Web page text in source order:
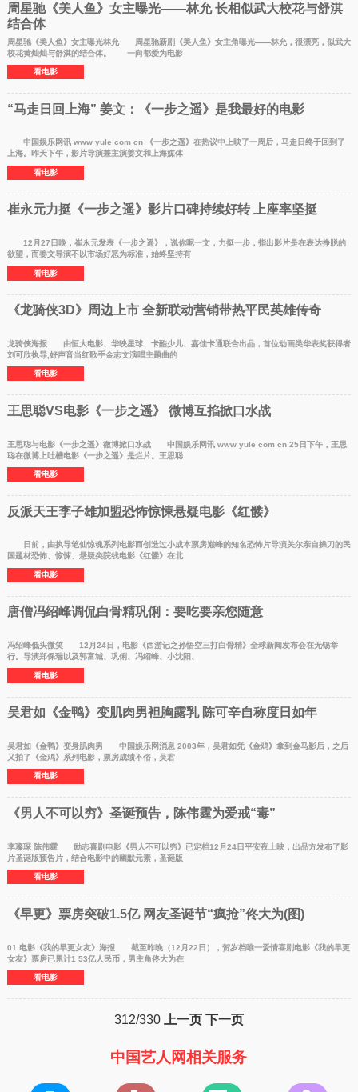
周星驰《美人鱼》女主曝光——林允 长相似武大校花与舒淇
结合体
周星驰《美人鱼》女主曝光林允 周星驰新剧《美人鱼》女主角曝光——林允，很漂亮，似武大
校花黄灿灿与舒淇的结合体。 一向都爱为电影
看电影
“马走日回上海” 姜文：《一步之遥》是我最好的电影
中国娱乐网讯 www yule com cn 《一步之遥》在热议中上映了一周后，马走日终于回到了
上海。昨天下午，影片导演兼主演姜文和上海媒体
看电影
崔永元力挺《一步之遥》影片口碑持续好转 上座率坚挺
12月27日晚，崔永元发表《一步之遥》，说你呢一文，力挺一步，指出影片是在表达挣脱的
欲望，而姜文导演不以市场好恶为标准，始终坚持有
看电影
《龙骑侠3D》周边上市 全新联动营销带热平民英雄传奇
龙骑侠海报 由恒大电影、华映星球、卡酷少儿、嘉佳卡通联合出品，首位动画类华表奖获得者
刘可欣执导,好声音当红歌手金志文演唱主题曲的
看电影
王思聪VS电影《一步之遥》 微博互掐掀口水战
王思聪与电影《一步之遥》微博掀口水战 中国娱乐网讯 www yule com cn 25日下午，王思
聪在微博上吐槽电影《一步之遥》是烂片。王思聪
看电影
反派天王李子雄加盟恐怖惊悚悬疑电影《红髅》
日前，由执导笔仙惊魂系列电影而创造过小成本票房巅峰的知名恐怖片导演关尔亲自操刀的民
国题材恐怖、惊悚、悬疑类院线电影《红髅》在北
看电影
唐僧冯绍峰调侃白骨精巩俐：要吃要亲您随意
冯绍峰低头微笑 12月24日，电影《西游记之孙悟空三打白骨精》全球新闻发布会在无锡举
行。导演郑保瑞以及郭富城、巩俐、冯绍峰、小沈阳、
看电影
吴君如《金鸭》变肌肉男袒胸露乳 陈可辛自称度日如年
吴君如《金鸭》变身肌肉男 中国娱乐网消息 2003年，吴君如凭《金鸡》拿到金马影后，之后
又拍了《金鸡》系列电影，票房成绩不俗，吴君
看电影
《男人不可以穷》圣诞预告，陈伟霆为爱戒“毒”
李璨琛 陈伟霆 励志喜剧电影《男人不可以穷》已定档12月24日平安夜上映，出品方发布了影
片圣诞版预告片，结合电影中的幽默元素，圣诞版
看电影
《早更》票房突破1.5亿 网友圣诞节“疯抢”佟大为(图)
01 电影《我的早更女友》海报 截至昨晚（12月22日），贺岁档唯一爱情喜剧电影《我的早更
女友》票房已累计1 53亿人民币，男主角佟大为在
看电影
312/330 上一页 下一页
中国艺人网相关服务